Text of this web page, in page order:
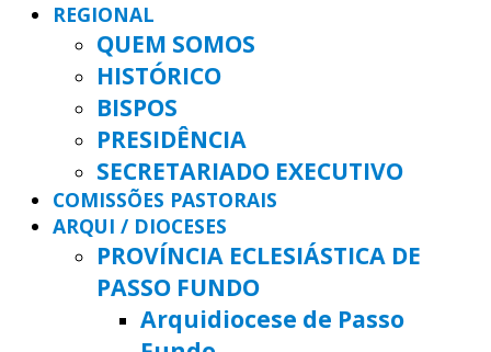
REGIONAL
QUEM SOMOS
HISTÓRICO
BISPOS
PRESIDÊNCIA
SECRETARIADO EXECUTIVO
COMISSÕES PASTORAIS
ARQUI / DIOCESES
PROVÍNCIA ECLESIÁSTICA DE
PASSO FUNDO
Arquidiocese de Passo